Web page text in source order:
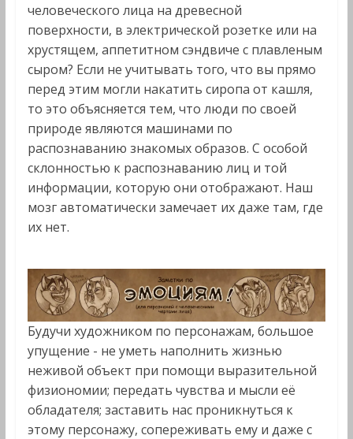
человеческого лица на древесной
поверхности, в электрической розетке или на
хрустящем, аппетитном сэндвиче с плавленым
сыром? Если не учитывать того, что вы прямо
перед этим могли накатить сиропа от кашля,
то это объясняется тем, что люди по своей
природе являются машинами по
распознаванию знакомых образов. С особой
склонностью к распознаванию лиц и той
информации, которую они отображают. Наш
мозг автоматически замечает их даже там, где
их нет.
Будучи художником по персонажам, большое
упущение - не уметь наполнить жизнью
неживой объект при помощи выразительной
физиономии; передать чувства и мысли её
обладателя; заставить нас проникнуться к
этому персонажу, сопереживать ему и даже с